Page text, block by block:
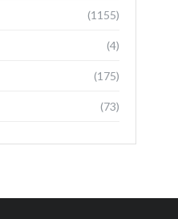
(1155)
(4)
(175)
(73)